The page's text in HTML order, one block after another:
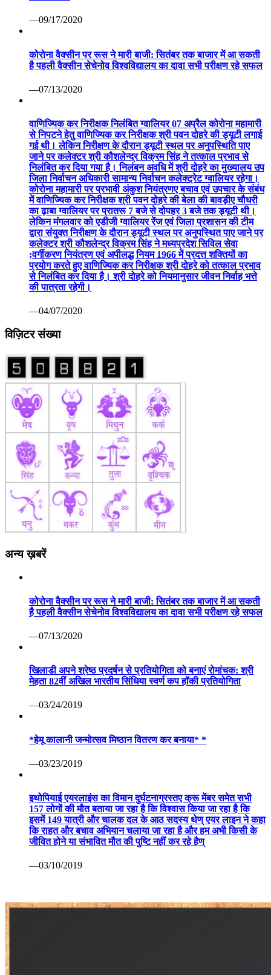
—09/17/2020
कोरोना वैक्सीन पर रूस ने मारी बाजी: सितंबर तक बाजार में आ सकती
है पहली वैक्सीन सेचेनोव विश्वविद्यालय का दावा सभी परीक्षण रहे सफल
—07/13/2020
वाणिज्यिक कर निरीक्षक निलंबित ग्वालियर 07 अप्रैल कोरोना महामारी
से निपटने हेतु वाणिज्यिक कर निरीक्षक श्री पवन दोहरे की ड्यूटी लगाई
गई थी। लेकिन निरीक्षण के दौरान ड्यूटी स्थल पर अनुपस्थिति पाए
जाने पर कलेक्टर श्री कौशलेन्द्र विक्रम सिंह ने तत्काल प्रभाव से
निलंबित कर दिया गया है। निलंबन अवधि में श्री दोहरे का मुख्यालय उप
जिला निर्वाचन अधिकारी सामान्य निर्वाचन कलेक्ट्रेट ग्वालियर रहेगा।
कोरोना महामारी पर प्रभावी अंकुश नियंत्रणए बचाव एवं उपचार के संबंध
में वाणिज्यिक कर निरीक्षक श्री पवन दोहरे की बेला की बावड़ीए चौधरी
का ढ़ाबा ग्वालियर पर प्रातरू 7 बजे से दोपहर 3 बजे तक ड्यूटी थी।
लेकिन मंगलवार को एडीजी ग्वालियर रेंज एवं जिला प्रशासन की टीम
द्वारा संयुक्त निरीक्षण के दौरान ड्यूटी स्थल पर अनुपस्थित पाए जाने पर
कलेक्टर श्री कौशलेन्द्र विक्रम सिंह ने मध्यप्रदेश सिविल सेवा
;वर्गीकरण नियंत्रण एवं अपीलद्ध नियम 1966 में प्रदत्त शक्तियों का
प्रयोग करते हुए वाणिज्यिक कर निरीक्षक श्री दोहरे को तत्काल प्रभाव
से निलंबित कर दिया है। श्री दोहरे को नियमानुसार जीवन निर्वाह भत्ते
की पात्रता रहेगी।
—04/07/2020
विज़िटर संख्या
अन्य ख़बरें
कोरोना वैक्सीन पर रूस ने मारी बाजी: सितंबर तक बाजार में आ सकती
है पहली वैक्सीन सेचेनोव विश्वविद्यालय का दावा सभी परीक्षण रहे सफल
—07/13/2020
खिलाडी अपने श्रेष्ठ प्रदर्षन से प्रतियोगिता को बनाएं रोमांचक: श्री
मेहता 82वीं अखिल भारतीय सिंधिया स्वर्ण कप हॉकी प्रतियोगिता
—03/24/2019
*हेमू कालानी जन्मोत्सव मिष्ठान वितरण कर बनाया* *
—03/23/2019
इथोपियाई एयरलाइंस का विमान दुर्घटनाग्रस्तए क्रू मेंबर समेत सभी
157 लोगों की मौत बताया जा रहा है कि विश्वास किया जा रहा है कि
इसमें 149 यात्री और चालक दल के आठ सदस्य थेण् एयर लाइन ने कहा
कि राहत और बचाव अभियान चलाया जा रहा है और हम अभी किसी के
जीवित होने या संभावित मौत की पुष्टि नहीं कर रहे हैण्
—03/10/2019